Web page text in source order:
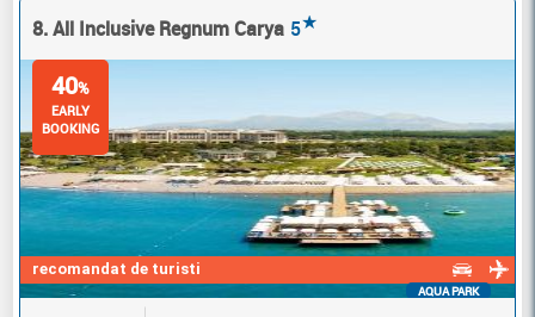
8. All Inclusive Regnum Carya 5★
recomandat de turisti
40%
EARLY
BOOKING
AQUA PARK